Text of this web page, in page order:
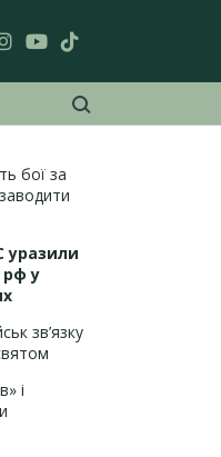
бої за
уразили
рф у
зв’язку
і